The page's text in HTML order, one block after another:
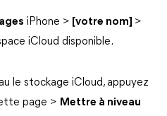
iPhone > [votre nom] >
iCloud disponible.
le stockage iCloud, appuyez
page > Mettre à niveau